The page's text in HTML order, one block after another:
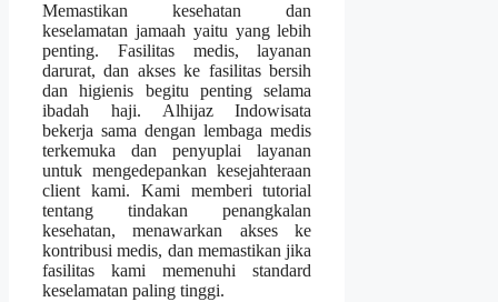
Memastikan kesehatan dan
keselamatan jamaah yaitu yang lebih
penting. Fasilitas medis, layanan
darurat, dan akses ke fasilitas bersih
dan higienis begitu penting selama
ibadah haji. Alhijaz Indowisata
bekerja sama dengan lembaga medis
terkemuka dan penyuplai layanan
untuk mengedepankan kesejahteraan
client kami. Kami memberi tutorial
tentang tindakan penangkalan
kesehatan, menawarkan akses ke
kontribusi medis, dan memastikan jika
fasilitas kami memenuhi standard
keselamatan paling tinggi.